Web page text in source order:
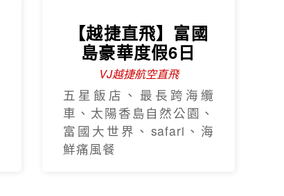
【越捷直飛】富國
島豪華度假6日
VJ越捷航空直飛
五星飯店、最長跨海纜
車、太陽香島自然公園、
富國大世界、safari、海
鮮痛風餐